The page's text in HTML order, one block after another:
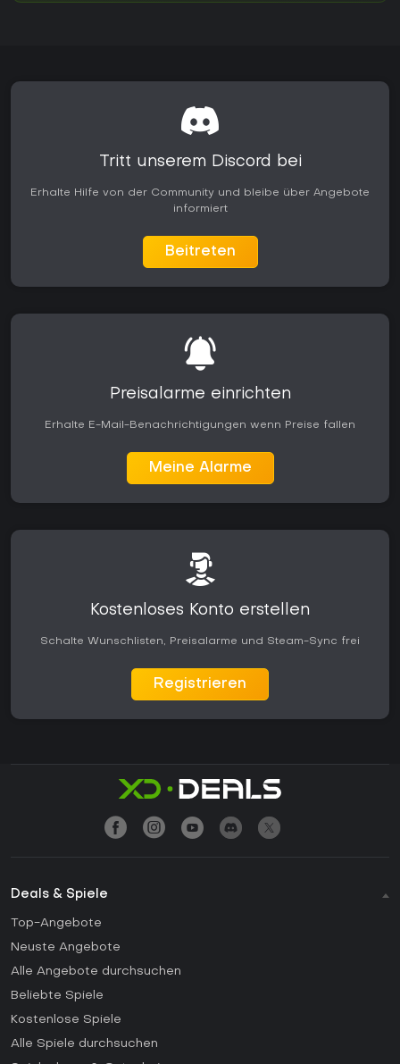
Tritt unserem Discord bei
Erhalte Hilfe von der Community und bleibe über Angebote
informiert
Beitreten
Preisalarme einrichten
Erhalte E-Mail-Benachrichtigungen wenn Preise fallen
Meine Alarme
Kostenloses Konto erstellen
Schalte Wunschlisten, Preisalarme und Steam-Sync frei
Registrieren
Deals & Spiele
Top-Angebote
Neuste Angebote
Alle Angebote durchsuchen
Beliebte Spiele
Kostenlose Spiele
Alle Spiele durchsuchen